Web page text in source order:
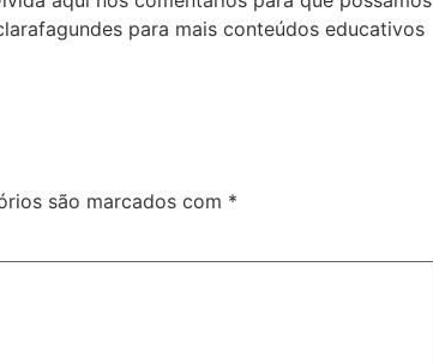
para mais conteúdos educativos
são marcados com *